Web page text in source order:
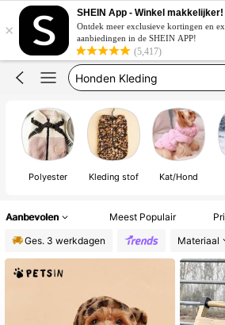
×
SHEIN App - Winkel makkelijker!
Ontdek meer exclusieve kortingen en
aanbiedingen in de SHEIN APP!
(5,417)
Honden Kleren
Honden Kleding
Dog Clothes
Honden Jas Winter
Polyester Kleding stof Kat/Hond
Aanbevolen Meest Populair
Ges. 3 werkdagen
Materiaal